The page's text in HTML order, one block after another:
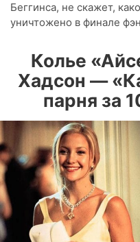
Беггинса, не скажет,
уничтожено в финале
Колье
Хадсон —
парня за